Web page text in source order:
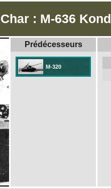
Char : M-636
Prédécesseurs
M-320